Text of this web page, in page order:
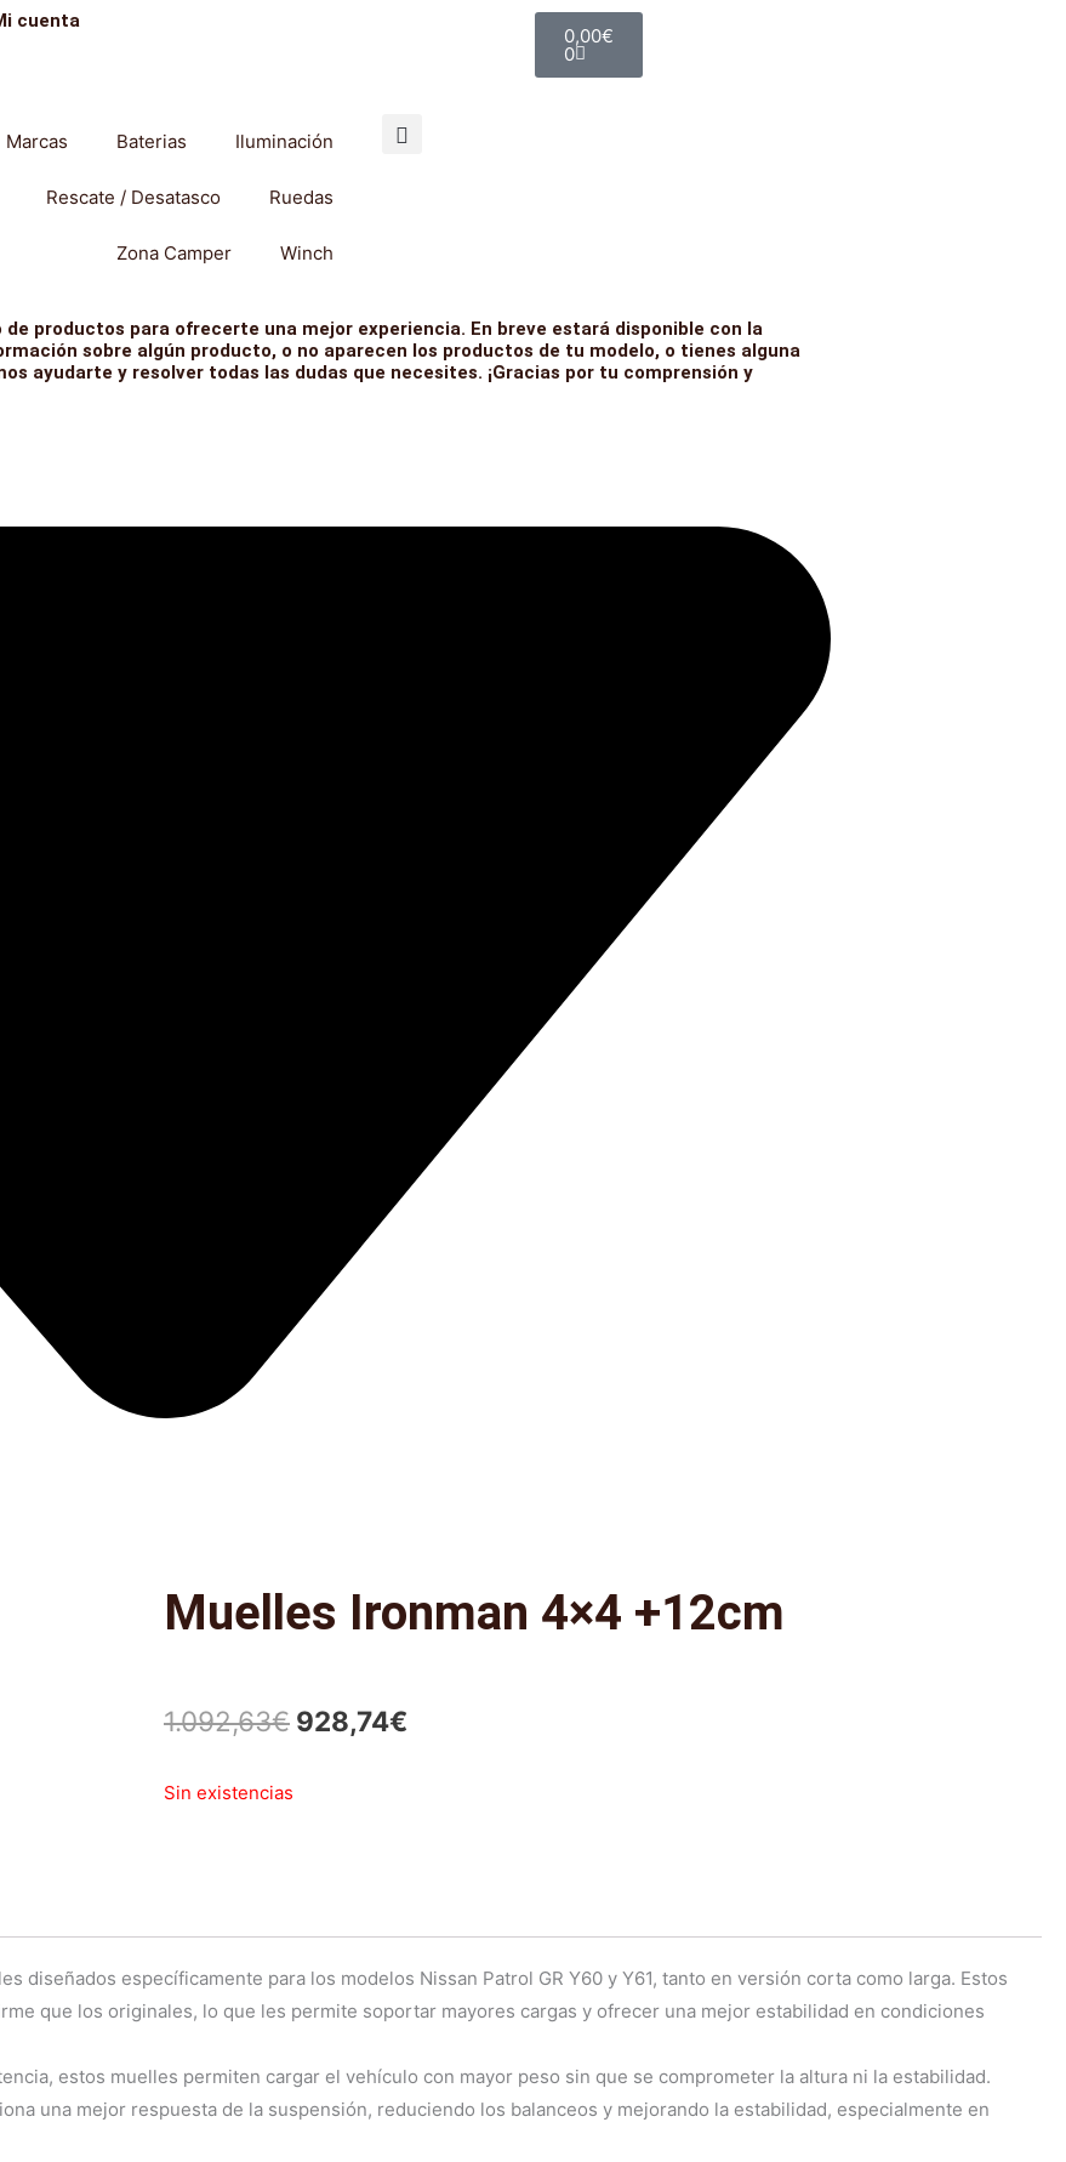
cuenta
0,00€
0
Carrito
Marcas Baterias Iluminación
Rescate / Desatasco Ruedas
Zona Camper Winch
productos para ofrecerte una mejor experiencia. En breve estará disponible con la
sobre algún producto, o no aparecen los productos de tu modelo, o tienes alguna
ayudarte y resolver todas las dudas que necesites. ¡Gracias por tu comprensión y
Muelles Ironman 4×4 +12cm
1.092,63€ El
928,74€
Sin existencias
diseñados específicamente para los modelos Nissan Patrol GR Y60 y Y61, tanto en versión corta como larga. Estos
que los originales, lo que les permite soportar mayores cargas y ofrecer una mejor estabilidad en condiciones
estos muelles permiten cargar el vehículo con mayor peso sin que se comprometer la altura ni la estabilidad.
una mejor respuesta de la suspensión, reduciendo los balanceos y mejorando la estabilidad, especialmente en